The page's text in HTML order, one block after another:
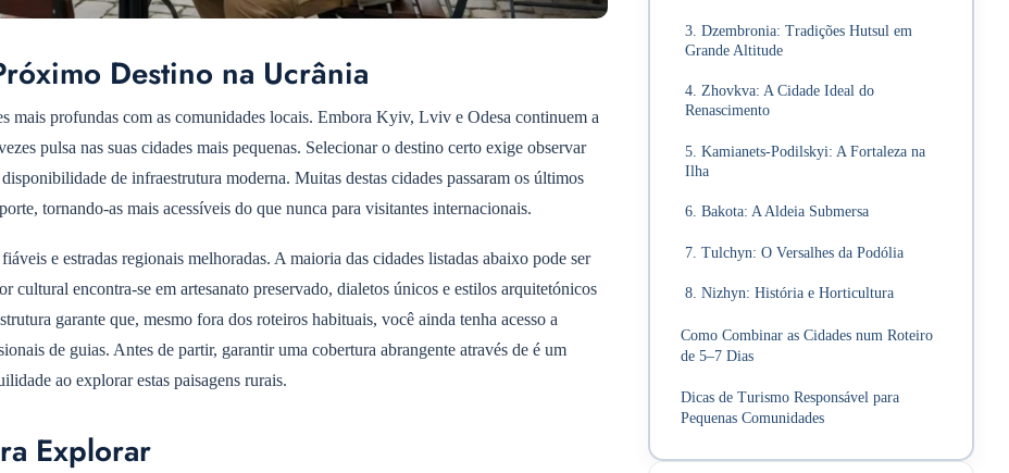
Destino na Ucrânia
mais profundas com as comunidades locais. Embora Kyiv, Lviv e Odesa continuem a
pulsa nas suas cidades mais pequenas. Selecionar o destino certo exige observar
de infraestrutura moderna. Muitas destas cidades passaram os últimos
tornando-as mais acessíveis do que nunca para visitantes internacionais.
e estradas regionais melhoradas. A maioria das cidades listadas abaixo pode ser
cultural encontra-se em artesanato preservado, dialetos únicos e estilos arquitetónicos
garante que, mesmo fora dos roteiros habituais, você ainda tenha acesso a
de guias. Antes de partir, garantir uma cobertura abrangente através de é um
ao explorar estas paisagens rurais.
Explorar
3. Dzembronia: Tradições Hutsul em
Grande Altitude
4. Zhovkva: A Cidade Ideal do
Renascimento
5. Kamianets-Podilskyi: A Fortaleza na
Ilha
6. Bakota: A Aldeia Submersa
7. Tulchyn: O Versalhes da Podólia
8. Nizhyn: História e Horticultura
Como Combinar as Cidades num Roteiro
de 5–7 Dias
Dicas de Turismo Responsável para
Pequenas Comunidades